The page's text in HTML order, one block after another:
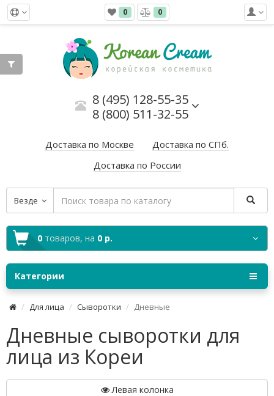
0 0
8 (495) 128-55-35
8 (800) 511-32-55
Доставка по Москве
Доставка по СПб.
Доставка по России
Везде
0 товаров, на 0 р.
Категории
Для лица Сыворотки Дневные
Дневные сыворотки для
лица из Кореи
Левая колонка